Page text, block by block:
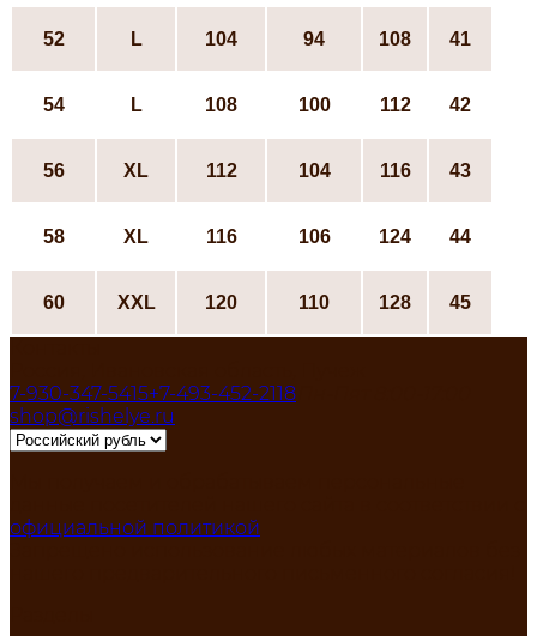
52 L 104 94 108 41
54 L 108 100 112 42
56 ХL 112 104 116 43
58 ХL 116 106 124 44
60 XXL 120 110 128 45
7-930-347-5415+7-493-452-2118
shop@rishelye.ru
официальной политикой